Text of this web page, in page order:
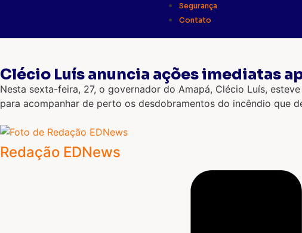
Segurança
Contato
Clécio Luís anuncia ações imediatas
Nesta sexta-feira, 27, o governador do Amapá, Clécio Luís,
para acompanhar de perto os desdobramentos do incêndio que
Redação EDNews